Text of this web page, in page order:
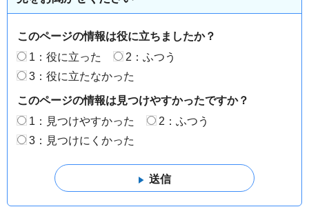
このページの情報は役に立ちましたか？
1：役に立った
2：ふつう
3：役に立たなかった
このページの情報は見つけやすかったですか？
1：見つけやすかった
2：ふつう
3：見つけにくかった